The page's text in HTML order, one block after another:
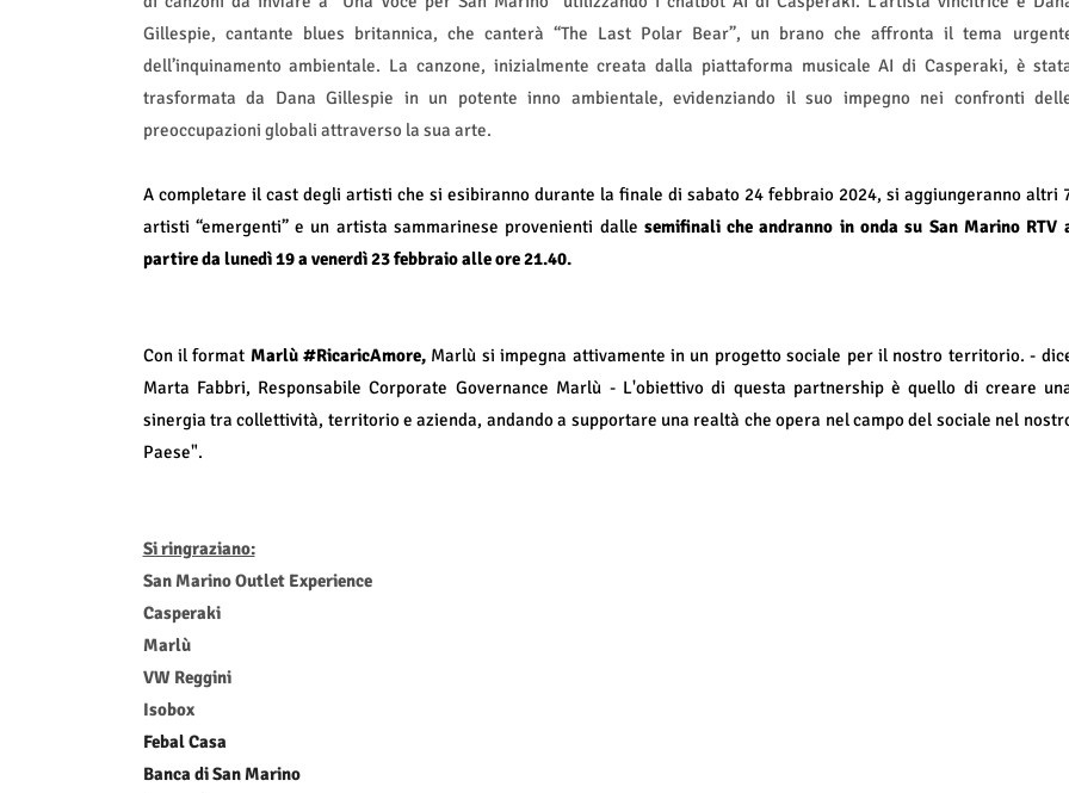
Gillespie, cantante blues britannica, che canterà “The Last Polar Bear”, un brano che affronta il tema
dell’inquinamento ambientale. La canzone, inizialmente creata dalla piattaforma musicale AI di Casperaki, è
trasformata da Dana Gillespie in un potente inno ambientale, evidenziando il suo impegno nei confronti
preoccupazioni globali attraverso la sua arte.
A completare il cast degli artisti che si esibiranno durante la finale di sabato 24 febbraio 2024, si aggiungeranno altri
artisti “emergenti” e un artista sammarinese provenienti dalle semifinali che andranno in onda su San Marino RTV
partire da lunedì 19 a venerdì 23 febbraio alle ore 21.40.
Con il format Marlù #RicaricAmore, Marlù si impegna attivamente in un progetto sociale per il nostro territorio. -
Marta Fabbri, Responsabile Corporate Governance Marlù - L'obiettivo di questa partnership è quello di creare
sinergia tra collettività, territorio e azienda, andando a supportare una realtà che opera nel campo del sociale nel
Paese".
Si ringraziano:
San Marino Outlet Experience
Casperaki
Marlù
VW Reggini
Isobox
Febal Casa
Banca di San Marino